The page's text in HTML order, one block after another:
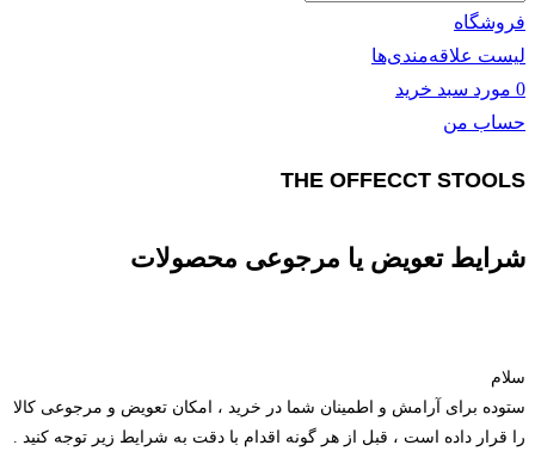
فروشگاه
لیست علاقه‌مندی‌ها
0 مورد سبد خرید
حساب من
THE OFFECCT STOOLS
شرایط تعویض یا مرجوعی محصولات
سلام
ستوده برای آرامش و اطمینان شما در خرید ، امکان تعویض و مرجوعی کالا
را قرار داده است ، قبل از هر گونه اقدام با دقت به شرایط زیر توجه کنید .